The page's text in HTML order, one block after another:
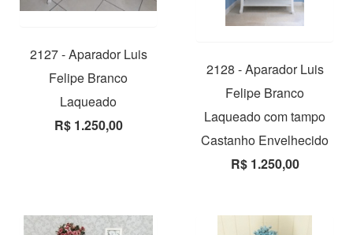
2127 - Aparador Luis
Felipe Branco
Laqueado
R$ 1.250,00
2128 - Aparador Luis
Felipe Branco
Laqueado com tampo
Castanho Envelhecido
R$ 1.250,00